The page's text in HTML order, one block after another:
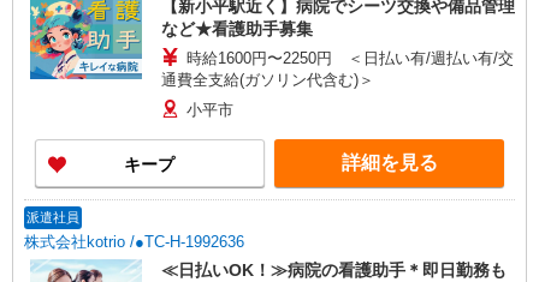
【新小平駅近く】病院でシーツ交換や備品管理
など★看護助手募集
時給1600円〜2250円 ＜日払い有/週払い有/交
通費全支給(ガソリン代含む)＞
小平市
キープ 詳細を見る
派遣社員
株式会社kotrio /●TC-H-1992636
≪日払いOK！≫病院の看護助手＊即日勤務も